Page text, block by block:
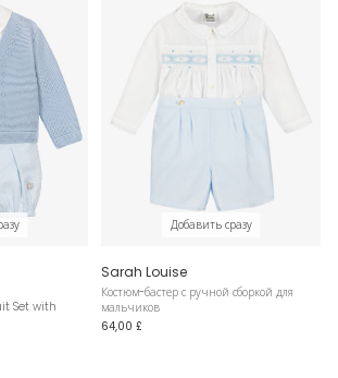
Set with
Добавить сразу
Sarah Louise
Костюм-бастер с ручной сборкой для
мальчиков
64,00 £